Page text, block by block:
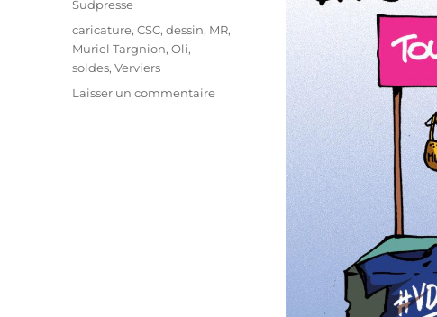
Sudpresse
Étiquettes
caricature,CSC,dessin, MR,
Muriel Targnion,Oli,
soldes,Verviers
Laisser un commentairesur